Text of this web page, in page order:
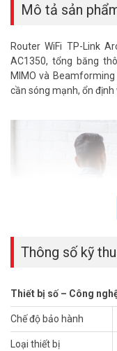
Mô tả sản
Router WiFi TP-Link
AC1350, tổng băng
MIMO và
cần sóng mạnh, ổn định
Đang tìm router Wi-Fi
tin? Router WiFi TP-
nhất hiện nay.
Thông số kỹ
Thiết bị số – Công
Chế độ bảo hành
Loại thiết bị